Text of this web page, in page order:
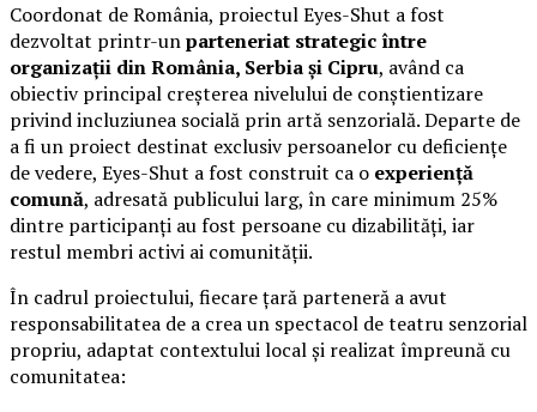
Coordonat de România, proiectul Eyes-Shut a fost
dezvoltat printr-unparteneriat strategic între
organizații din România, Serbia și Cipru, având ca
obiectiv principal creșterea nivelului de conștientizare
privind incluziunea socială prin artă senzorială. Departe de
a fi un proiect destinat exclusiv persoanelor cu deficiențe
de vedere, Eyes-Shut a fost construit ca o experiență
comună, adresată publicului larg, în care minimum 25%
dintre participanți au fost persoane cu dizabilități, iar
restul membri activi ai comunității.
În cadrul proiectului, fiecare țară parteneră a avut
responsabilitatea de a crea un spectacol de teatru senzorial
propriu, adaptat contextului local și realizat împreună cu
comunitatea: